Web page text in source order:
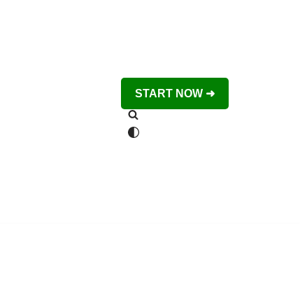
START NOW ➜